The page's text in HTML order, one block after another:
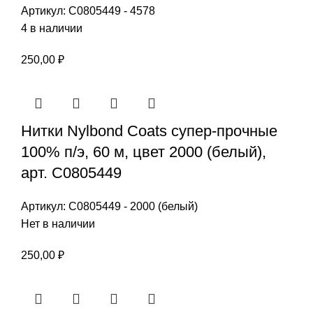
Артикул: С0805449 - 4578
4 в наличии
250,00 ₽
Нитки Nylbond Coats супер-прочные
100% п/э, 60 м, цвет 2000 (белый),
арт. С0805449
Артикул: С0805449 - 2000 (белый)
Нет в наличии
250,00 ₽